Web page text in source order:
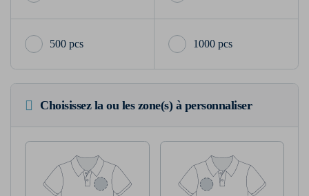
500 pcs 1000 pcs
Choisissez la ou les zone(s) à personnaliser